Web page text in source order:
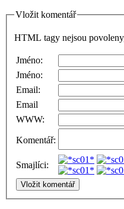
Vložit komentář
HTML tagy nejsou
Jméno:
Jméno:
Email:
Email
WWW:
Komentář:
Smajlíci: